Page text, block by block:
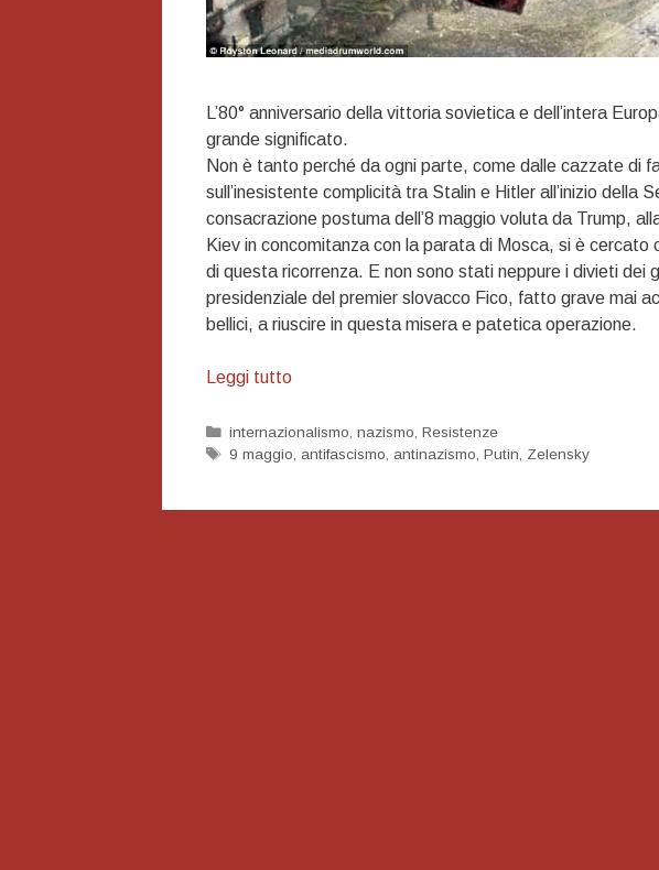
L’80° anniversario della vittoria sovietica e dell’intera
grande significato.
Non è tanto perché da ogni parte, come dalle cazzate di
sull’inesistente complicità tra Stalin e Hitler all’inizio della
consacrazione postuma dell’8 maggio voluta da Trump,
Kiev in concomitanza con la parata di Mosca, si è cercato
di questa ricorrenza. E non sono stati neppure i divieti dei
presidenziale del premier slovacco Fico, fatto grave mai
bellici, a riuscire in questa misera e patetica operazione.
Leggi tuttoIl
di
questo
maggio
Categorie
internazionalismo ,nazismo ,Resistenze
Tag
9 maggio ,antifascismo ,antinazismo ,Putin Zelensky